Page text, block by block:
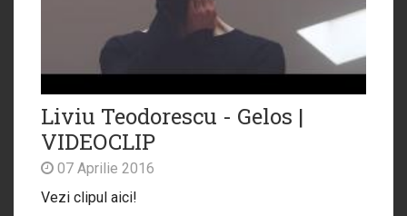
Liviu Teodorescu - Gelos |
VIDEOCLIP
07 Aprilie 2016
Vezi clipul aici!